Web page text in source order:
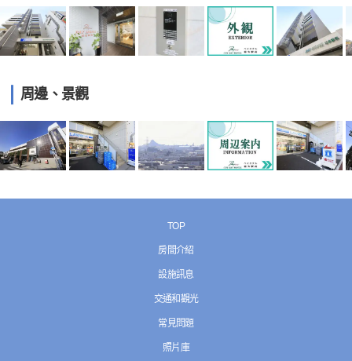
周邊、景觀
TOP
房間介紹
設施訊息
交通和觀光
常見問題
照片庫